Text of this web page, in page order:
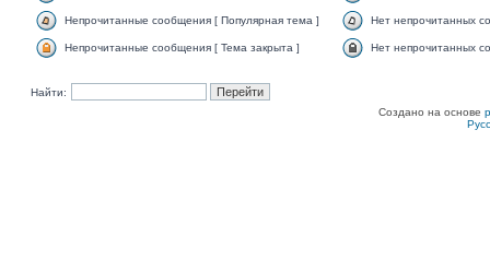
Непрочитанные сообщения [ Популярная тема ] Нет непрочитанных
Непрочитанные сообщения [ Тема закрыта ] Нет непрочитанных
Найти:
Создано на основе